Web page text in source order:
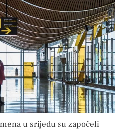
u srijedu su započeli